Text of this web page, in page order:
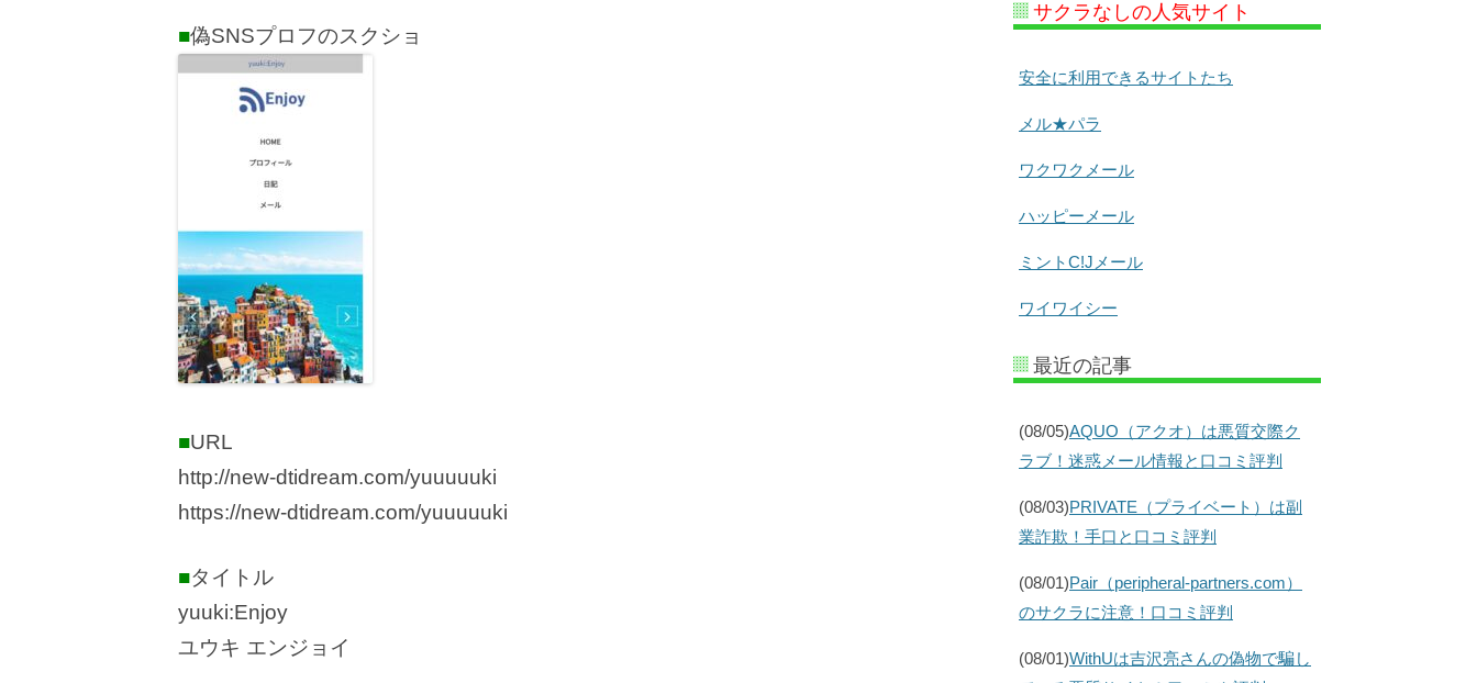
■偽SNSプロフのスクショ
■URL
http://new-dtidream.com/yuuuuuki
https://new-dtidream.com/yuuuuuki
■タイトル
yuuki:Enjoy
ユウキ エンジョイ
サクラなしの人気サイト
安全に利用できるサイトたち
メル★パラ
ワクワクメール
ハッピーメール
ミントC!Jメール
ワイワイシー
最近の記事
(08/05)AQUO（アクオ）は悪質交際ク
ラブ！迷惑メール情報と口コミ評判
(08/03)PRIVATE（プライベート）は副
業詐欺！手口と口コミ評判
(08/01)Pair（peripheral-partners.com）
のサクラに注意！口コミ評判
(08/01)WithUは吉沢亮さんの偽物で騙し